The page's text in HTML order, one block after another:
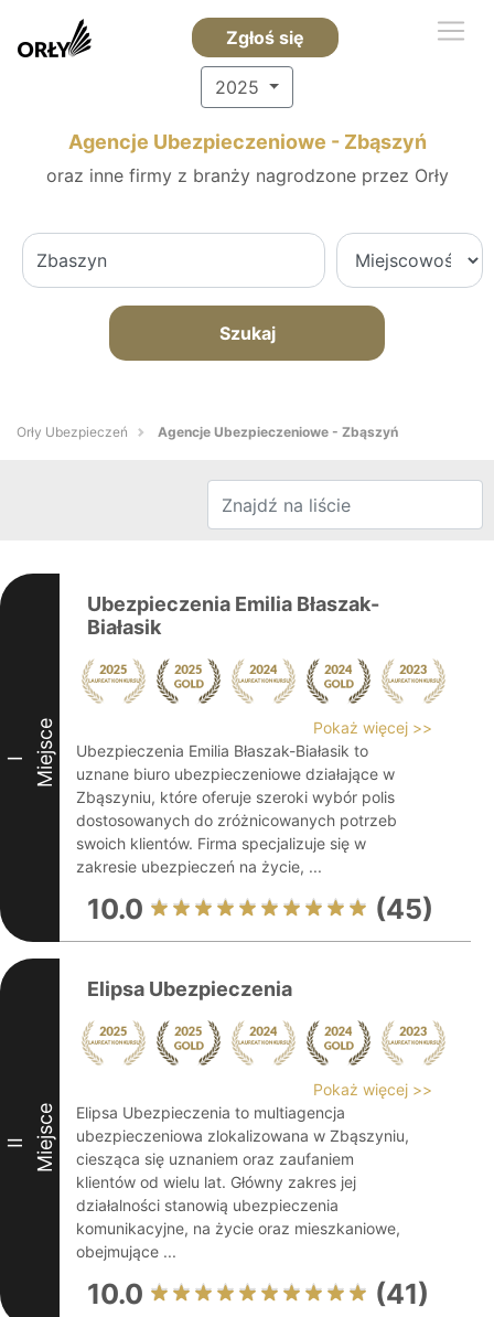
Zgłoś się
2025
Agencje Ubezpieczeniowe - Zbąszyń
oraz inne firmy z branży nagrodzone przez Orły
Szukaj
Orły Ubezpieczeń Agencje Ubezpieczeniowe - Zbąszyń
I Miejsce
Ubezpieczenia Emilia Błaszak-
Białasik
Pokaż więcej >>
Ubezpieczenia Emilia Błaszak-Białasik to
uznane biuro ubezpieczeniowe działające w
Zbąszyniu, które oferuje szeroki wybór polis
dostosowanych do zróżnicowanych potrzeb
swoich klientów. Firma specjalizuje się w
zakresie ubezpieczeń na życie, ...
10.0 (45)
II Miejsce
Elipsa Ubezpieczenia
Pokaż więcej >>
Elipsa Ubezpieczenia to multiagencja
ubezpieczeniowa zlokalizowana w Zbąszyniu,
ciesząca się uznaniem oraz zaufaniem
klientów od wielu lat. Główny zakres jej
działalności stanowią ubezpieczenia
komunikacyjne, na życie oraz mieszkaniowe,
obejmujące ...
10.0 (41)